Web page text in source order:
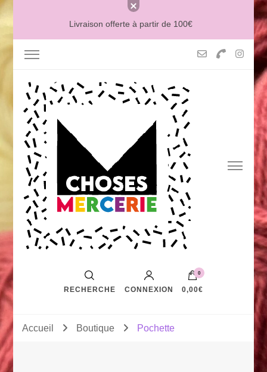
Livraison offerte à partir de 100€
MERCERIE MCHOSES
RECHERCHE CONNEXION
0
0,00€
Accueil Boutique Pochette